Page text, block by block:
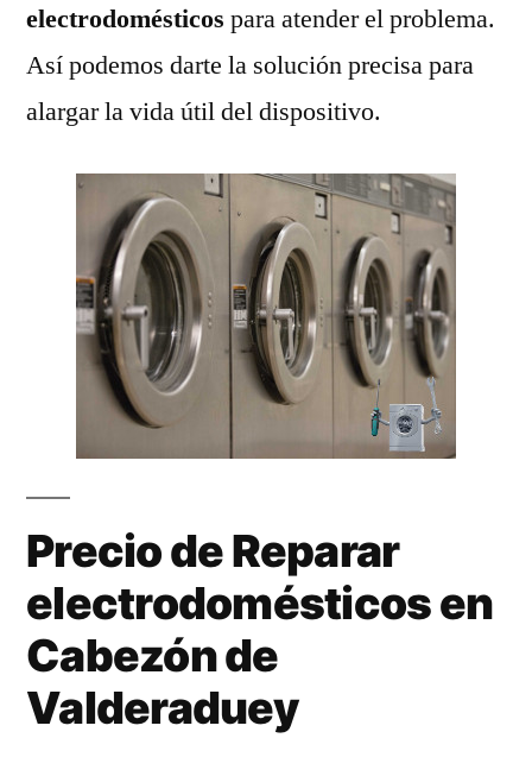
electrodomésticos para atender el problema.
Así podemos darte la solución precisa para
alargar la vida útil del dispositivo.
Precio de Reparar
electrodomésticos en
Cabezón de
Valderaduey